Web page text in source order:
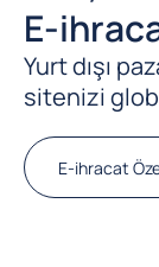
E-
Yurt dışı
sitenizi
E-ihracat